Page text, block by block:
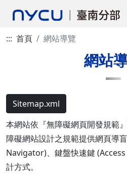
::: 首頁 網站導覽
網站
Sitemap.xml
本網站依『無障礙網頁開發規範
障礙網站設計之規範提供網頁導
Navigator)、鍵盤快速鍵
計方式。